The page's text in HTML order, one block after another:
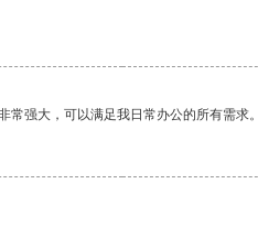
强大，可以满足我日常办公的所有需求